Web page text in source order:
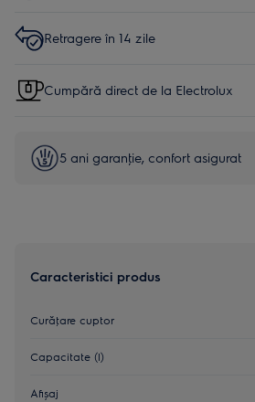
Retragere în 14 zile
Cumpără direct de la Electrolux
5 ani garanţie, confort asigurat
Caracteristici produs
Curăţare cuptor
Capacitate (l)
Afișaj